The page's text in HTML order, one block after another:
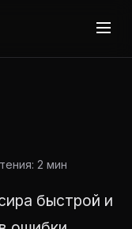
2 мин
быстрой и